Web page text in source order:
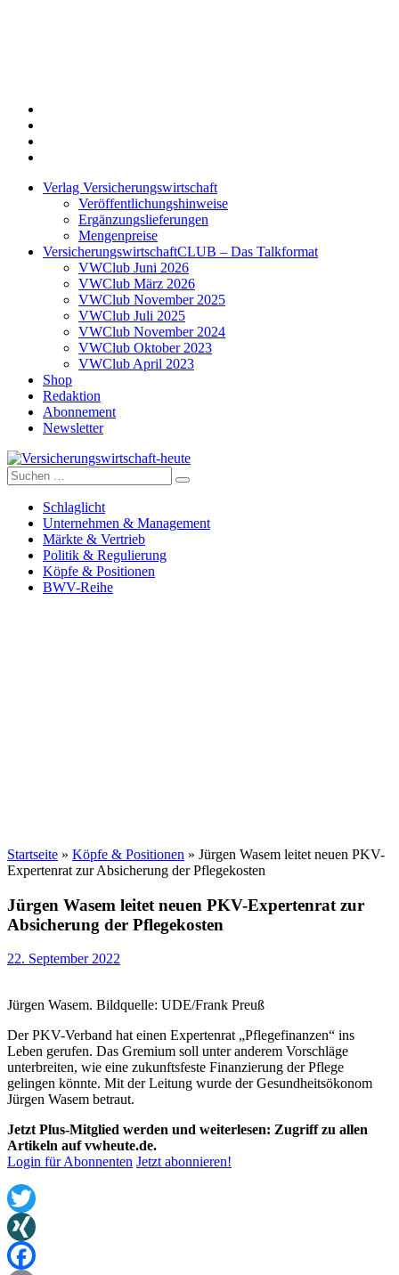
Verlag Versicherungswirtschaft
Veröffentlichungshinweise
Ergänzungslieferungen
Mengenpreise
VersicherungswirtschaftCLUB – Das Talkformat
VWClub Juni 2026
VWClub März 2026
VWClub November 2025
VWClub Juli 2025
VWClub November 2024
VWClub Oktober 2023
VWClub April 2023
Shop
Redaktion
Abonnement
Newsletter
Versicherungswirtschaft-heute
Suche
nach:
Schlaglicht
Unternehmen & Management
Märkte & Vertrieb
Politik & Regulierung
Köpfe & Positionen
BWV-Reihe
Startseite » Köpfe & Positionen » Jürgen Wasem leitet neuen PKV-
Expertenrat zur Absicherung der Pflegekosten
Jürgen Wasem leitet neuen PKV-Expertenrat zur
Absicherung der Pflegekosten
22. September 2022
Jürgen Wasem. Bildquelle: UDE/Frank Preuß
Der PKV-Verband hat einen Expertenrat „Pflegefinanzen“ ins
Leben gerufen. Das Gremium soll unter anderem Vorschläge
unterbreiten, wie eine zukunftsfeste Finanzierung der Pflege
gelingen könnte. Mit der Leitung wurde der Gesundheitsökonom
Jürgen Wasem betraut.
Jetzt Plus-Mitglied werden und weiterlesen: Zugriff zu allen
Artikeln auf vwheute.de.
Login für Abonnenten Jetzt abonnieren!
Twitter
XING